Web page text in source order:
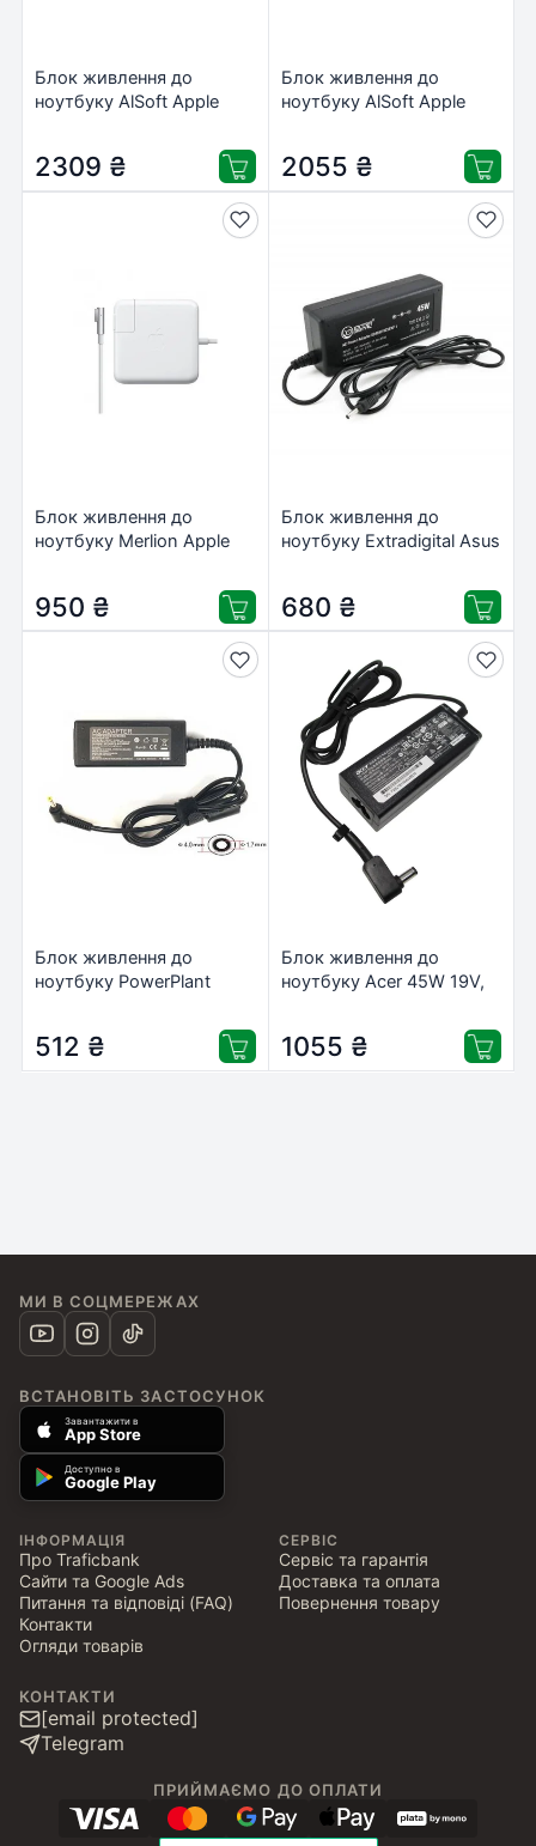
Блок живлення до
ноутбуку AlSoft Apple
2309 ₴
Блок живлення до
ноутбуку AlSoft Apple
2055 ₴
Блок живлення до
ноутбуку Merlion Apple
LAMS/45)
950 ₴
Блок живлення до
ноутбуку Extradigital Asus
680 ₴
Блок живлення до
ноутбуку PowerPlant
(IB45H4017)
512 ₴
Блок живлення до
ноутбуку Acer 45W 19V,
1055 ₴
МИ В СОЦМЕРЕЖАХ
ВСТАНОВІТЬ ЗАСТОСУНОК
Завантажити в
App Store
Доступно в
Google Play
ІНФОРМАЦІЯ
Про Traficbank
Сайти та Google Ads
Питання та відповіді (FAQ)
Контакти
Огляди товарів
СЕРВІС
Сервіс та гарантія
Доставка та оплата
Повернення товару
КОНТАКТИ
[email protected]
Telegram
ПРИЙМАЄМО ДО ОПЛАТИ